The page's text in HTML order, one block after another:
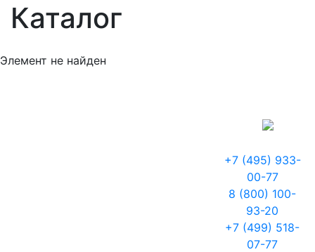
Каталог
Элемент не найден
+7 (495) 933-
00-77
8 (800) 100-
93-20
+7 (499) 518-
07-77